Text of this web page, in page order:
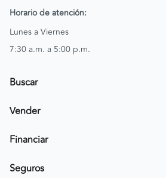
Horario de atención:
Lunes a Viernes
7:30 a.m. a 5:00 p.m.
Buscar
Encuentra un carro
Vender
Publicar mi vehículo
Financiar
Simular crédito
Seguros